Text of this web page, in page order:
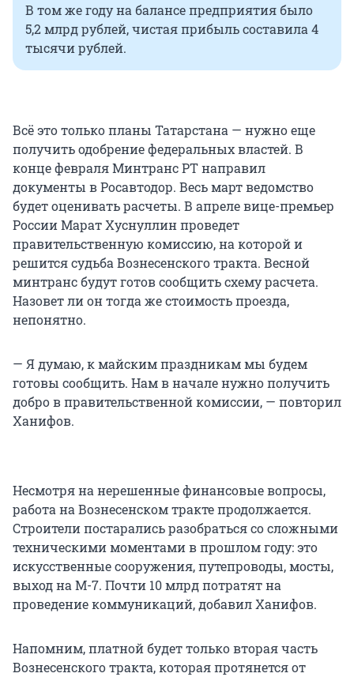
В том же году на балансе предприятия было
5,2 млрд рублей, чистая прибыль составила 4
тысячи рублей.
Всё это только планы Татарстана — нужно еще
получить одобрение федеральных властей. В
конце февраля Минтранс РТ направил
документы в Росавтодор. Весь март ведомство
будет оценивать расчеты. В апреле вице-премьер
России Марат Хуснуллин проведет
правительственную комиссию, на которой и
решится судьба Вознесенского тракта. Весной
минтранс будут готов сообщить схему расчета.
Назовет ли он тогда же стоимость проезда,
непонятно.
— Я думаю, к майским праздникам мы будем
готовы сообщить. Нам в начале нужно получить
добро в правительственной комиссии, — повторил
Ханифов.
Несмотря на нерешенные финансовые вопросы,
работа на Вознесенском тракте продолжается.
Строители постарались разобраться со сложными
техническими моментами в прошлом году: это
искусственные сооружения, путепроводы, мосты,
выход на М-7. Почти 10 млрд потратят на
проведение коммуникаций, добавил Ханифов.
Напомним, платной будет только вторая часть
Вознесенского тракта, которая протянется от